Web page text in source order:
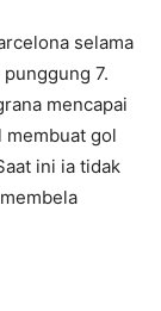
selama
7.
mencapai
gol
ini ia tidak